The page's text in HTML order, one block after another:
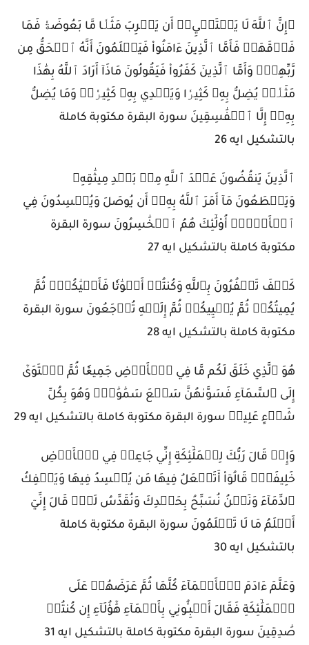
۞إِنَّ ٱللَّهَ لَا يَسۡتَحۡيِۦٓ أَن يَضۡرِبَ مَثَلٗا مَّا بَعُوضَةٗ فَمَا
فَوۡقَهَاۚ فَأَمَّا ٱلَّذِينَ ءَامَنُواْ فَيَعۡلَمُونَ أَنَّهُ ٱلۡحَقُّ مِن
رَّبِّهِمۡۖ وَأَمَّا ٱلَّذِينَ كَفَرُواْ فَيَقُولُونَ مَاذَآ أَرَادَ ٱللَّهُ بِهَٰذَا
مَثَلٗاۘ يُضِلُّ بِهِۦ كَثِيرٗا وَيَهۡدِي بِهِۦ كَثِيرٗاۚ وَمَا يُضِلُّ
بِهِۦٓ إِلَّا ٱلۡفَٰسِقِينَ سورة البقرة مكتوبة كاملة
بالتشكيل ايه 26
ٱلَّذِينَ يَنقُضُونَ عَهۡدَ ٱللَّهِ مِنۢ بَعۡدِ مِيثَٰقِهِۦ
وَيَقۡطَعُونَ مَآ أَمَرَ ٱللَّهُ بِهِۦٓ أَن يُوصَلَ وَيُفۡسِدُونَ فِي
ٱلۡأَرۡضِۚ أُوْلَٰٓئِكَ هُمُ ٱلۡخَٰسِرُونَ سورة البقرة
مكتوبة كاملة بالتشكيل ايه 27
كَيۡفَ تَكۡفُرُونَ بِٱللَّهِ وَكُنتُمۡ أَمۡوَٰتٗا فَأَحۡيَٰكُمۡۖ ثُمَّ
يُمِيتُكُمۡ ثُمَّ يُحۡيِيكُمۡ ثُمَّ إِلَيۡهِ تُرۡجَعُونَ سورة البقرة
مكتوبة كاملة بالتشكيل ايه 28
هُوَ ٱلَّذِي خَلَقَ لَكُم مَّا فِي ٱلۡأَرۡضِ جَمِيعٗا ثُمَّ ٱسۡتَوَىٰٓ
إِلَى ٱلسَّمَآءِ فَسَوَّىٰهُنَّ سَبۡعَ سَمَٰوَٰتٖۚ وَهُوَ بِكُلِّ
شَيۡءٍ عَلِيمٞ سورة البقرة مكتوبة كاملة بالتشكيل ايه 29
وَإِذۡ قَالَ رَبُّكَ لِلۡمَلَٰٓئِكَةِ إِنِّي جَاعِلٞ فِي ٱلۡأَرۡضِ
خَلِيفَةٗۖ قَالُوٓاْ أَتَجۡعَلُ فِيهَا مَن يُفۡسِدُ فِيهَا وَيَسۡفِكُ
ٱلدِّمَآءَ وَنَحۡنُ نُسَبِّحُ بِحَمۡدِكَ وَنُقَدِّسُ لَكَۖ قَالَ إِنِّيٓ
أَعۡلَمُ مَا لَا تَعۡلَمُونَ سورة البقرة مكتوبة كاملة
بالتشكيل ايه 30
وَعَلَّمَ ءَادَمَ ٱلۡأَسۡمَآءَ كُلَّهَا ثُمَّ عَرَضَهُمۡ عَلَى
ٱلۡمَلَٰٓئِكَةِ فَقَالَ أَنۢبِـُٔونِي بِأَسۡمَآءِ هَٰٓؤُلَآءِ إِن كُنتُمۡ
صَٰدِقِينَ سورة البقرة مكتوبة كاملة بالتشكيل ايه 31